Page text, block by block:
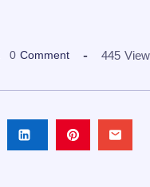
0 Comment 445 View